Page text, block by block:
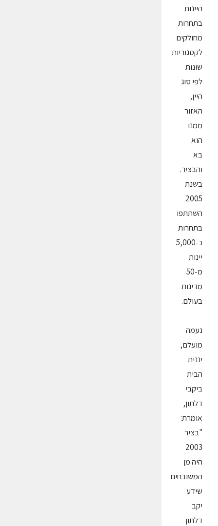
היינות
בתחרות
מחולקים
לקטגוריות
שונות
לפי סוג
היין,
האזור
ממנו
הוא
בא
והבציר.
בשנת
2005
השתתפו
בתחרות
כ-5,000
יינות
מ-50
מדינות
בעולם.
נעמה
מועלם,
יננית
הבית
ביקבי
דלתון,
אומרת:
"בציר
2003
היה מן
המשובחים
שידע
יקב
דלתון